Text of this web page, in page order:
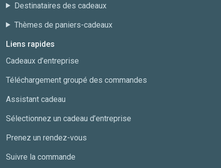
Destinataires des cadeaux
Thèmes de paniers-cadeaux
Liens rapides
Cadeaux d’entreprise
Téléchargement groupé des commandes
Assistant cadeau
Sélectionnez un cadeau d’entreprise
Prenez un rendez-vous
Suivre la commande